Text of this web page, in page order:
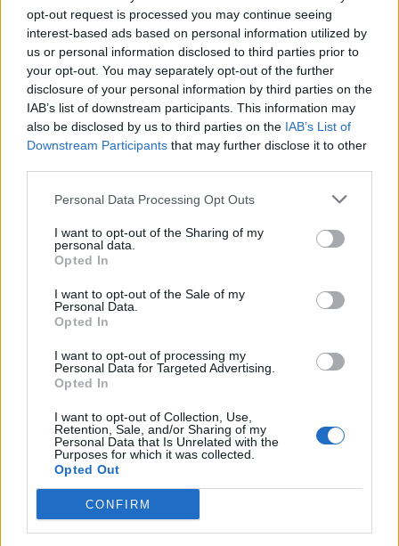
opt-out request is processed you may continue seeing
interest-based ads based on personal information utilized by
us or personal information disclosed to third parties prior to
your opt-out. You may separately opt-out of the further
disclosure of your personal information by third parties on the
IAB’s list of downstream participants. This information may
also be disclosed by us to third parties on the IAB’s List of
Downstream Participants that may further disclose it to other
Personal Data Processing Opt Outs
I want to opt-out of the Sharing of my
personal data.
Opted In
I want to opt-out of the Sale of my
Personal Data.
Opted In
I want to opt-out of processing my
Personal Data for Targeted Advertising.
Opted In
I want to opt-out of Collection, Use,
Retention, Sale, and/or Sharing of my
Personal Data that Is Unrelated with the
Purposes for which it was collected.
Opted Out
CONFIRM